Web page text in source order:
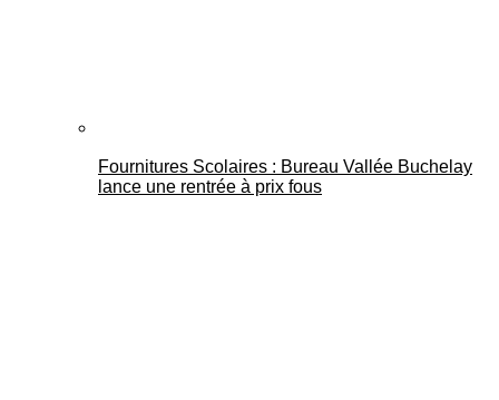
Fournitures Scolaires : Bureau Vallée Buchelay
lance une rentrée à prix fous